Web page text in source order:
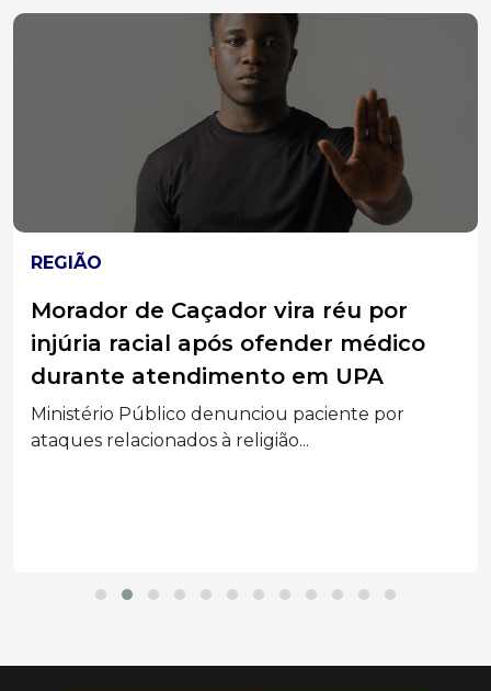
REGIÃO
Morador de Caçador vira réu por
injúria racial após ofender médico
durante atendimento em UPA
Ministério Público denunciou paciente por
ataques relacionados à religião...